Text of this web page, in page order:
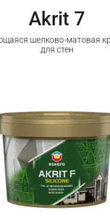
Akrit 7
шелково-матовая
для стен